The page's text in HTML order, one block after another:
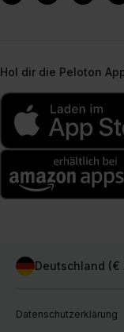
Hol dir die Peloton
Deutschland (€
Datenschutzerklärung